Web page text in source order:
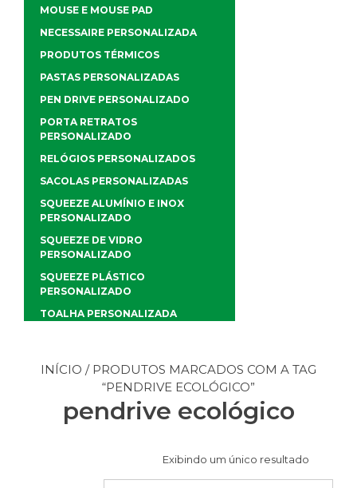
INÍCIO / PRODUTOS MARCADOS COM A TAG
“PENDRIVE ECOLÓGICO”
pendrive ecológico
Exibindo um único resultado
MOUSE E MOUSE PAD
NECESSAIRE PERSONALIZADA
PRODUTOS TÉRMICOS
PASTAS PERSONALIZADAS
PEN DRIVE PERSONALIZADO
PORTA RETRATOS
PERSONALIZADO
RELÓGIOS PERSONALIZADOS
SACOLAS PERSONALIZADAS
SQUEEZE ALUMÍNIO E INOX
PERSONALIZADO
SQUEEZE DE VIDRO
PERSONALIZADO
SQUEEZE PLÁSTICO
PERSONALIZADO
TOALHA PERSONALIZADA